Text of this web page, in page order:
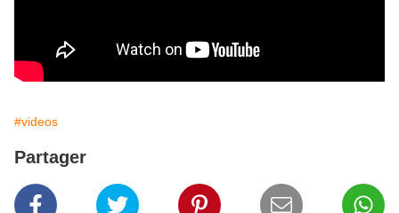
#videos
Partager